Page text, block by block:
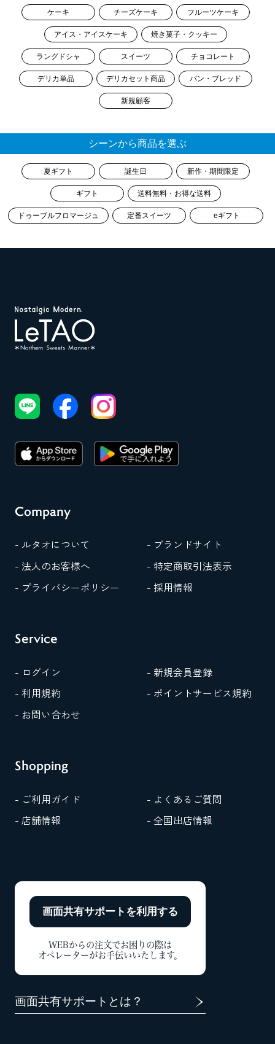
ケーキ チーズケーキ フルーツケーキ
アイス・アイスケーキ 焼き菓子・クッキー
ラングドシャ スイーツ チョコレート
デリカ単品 デリカセット商品 パン・ブレッド
新規顧客
シーンから商品を選ぶ
夏ギフト 誕生日 新作・期間限定
ギフト 送料無料・お得な送料
ドゥーブルフロマージュ 定番スイーツ eギフト
Company
- ルタオについて
- ブランドサイト
- 法人のお客様へ
- 特定商取引法表示
- プライバシーポリシー
- 採用情報
Service
- ログイン
- 新規会員登録
- 利用規約
- ポイントサービス規約
- お問い合わせ
Shopping
- ご利用ガイド
- よくあるご質問
- 店舗情報
- 全国出店情報
画面共有サポートを利用する
WEBからの注文でお困りの際は
オペレーターがお手伝いいたします。
画面共有サポートとは？